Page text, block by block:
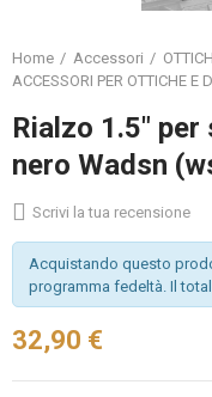
Home Accessori
ACCESSORI PER OTTICHE E
Rialzo 1.5"
nero Wadsn
Scrivi la tua recensione
Acquistando questo
programma fedeltà. Il
32,90 €